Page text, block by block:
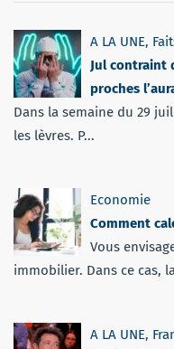
A LA UNE,
Jul contraint
proches
Dans la semaine du 29
les lèvres. P...
Economie
Comment
Vous
immobilier. Dans ce cas,
A LA UNE,